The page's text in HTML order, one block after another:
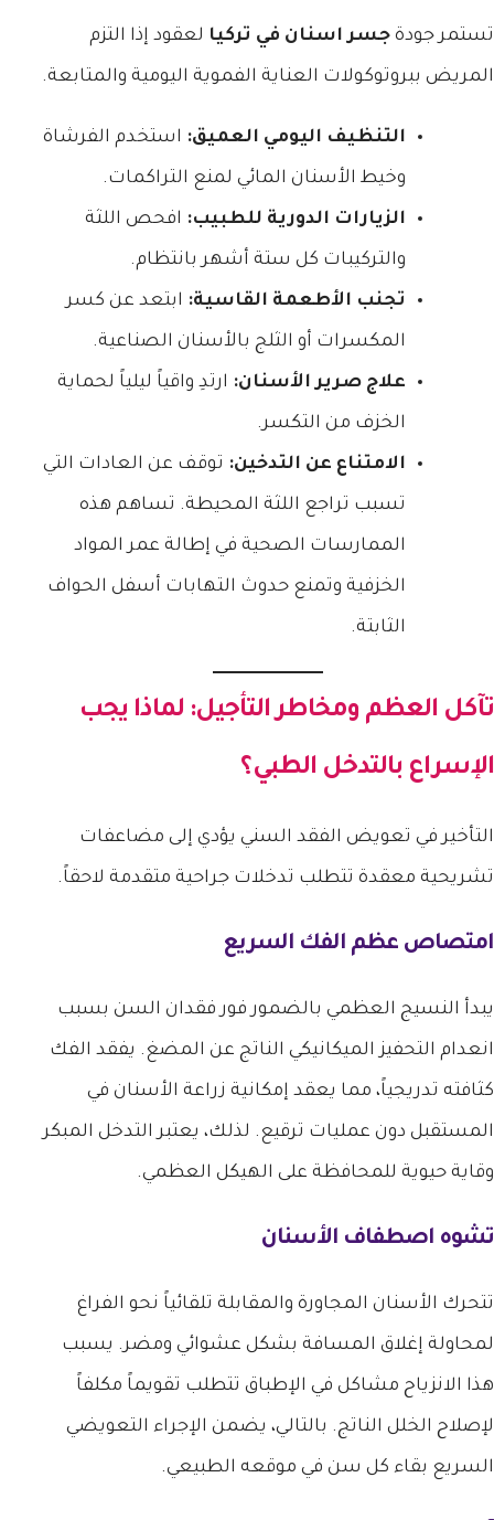
تستمر جودة جسر اسنان في تركيا لعقود إذا التزم
المريض ببروتوكولات العناية الفموية اليومية والمتابعة.
التنظيف اليومي العميق: استخدم الفرشاة
وخيط الأسنان المائي لمنع التراكمات.
الزيارات الدورية للطبيب: افحص اللثة
والتركيبات كل ستة أشهر بانتظام.
تجنب الأطعمة القاسية: ابتعد عن كسر
المكسرات أو الثلج بالأسنان الصناعية.
علاج صرير الأسنان: ارتدِ واقياً ليلياً لحماية
الخزف من التكسر.
الامتناع عن التدخين: توقف عن العادات التي
تسبب تراجع اللثة المحيطة. تساهم هذه
الممارسات الصحية في إطالة عمر المواد
الخزفية وتمنع حدوث التهابات أسفل الحواف
الثابتة.
تآكل العظم ومخاطر التأجيل: لماذا يجب
الإسراع بالتدخل الطبي؟
التأخير في تعويض الفقد السني يؤدي إلى مضاعفات
تشريحية معقدة تتطلب تدخلات جراحية متقدمة لاحقاً.
امتصاص عظم الفك السريع
يبدأ النسيج العظمي بالضمور فور فقدان السن بسبب
انعدام التحفيز الميكانيكي الناتج عن المضغ. يفقد الفك
كثافته تدريجياً، مما يعقد إمكانية زراعة الأسنان في
المستقبل دون عمليات ترقيع. لذلك، يعتبر التدخل المبكر
وقاية حيوية للمحافظة على الهيكل العظمي.
تشوه اصطفاف الأسنان
تتحرك الأسنان المجاورة والمقابلة تلقائياً نحو الفراغ
لمحاولة إغلاق المسافة بشكل عشوائي ومضر. يسبب
هذا الانزياح مشاكل في الإطباق تتطلب تقويماً مكلفاً
لإصلاح الخلل الناتج. بالتالي، يضمن الإجراء التعويضي
السريع بقاء كل سن في موقعه الطبيعي.